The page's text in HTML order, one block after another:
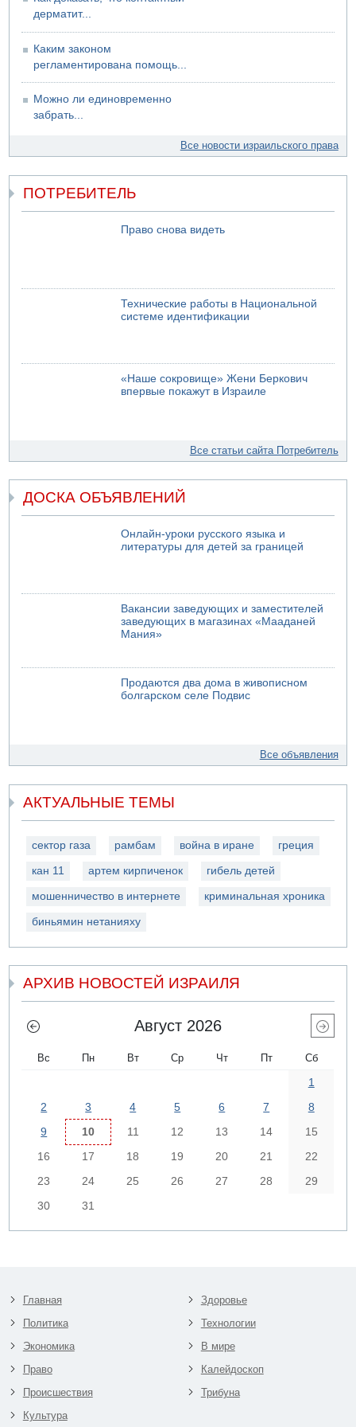
закрытой машине пятилетнего ребенка
09.08.2026 13:38
NYT: Хизбалла переживает самый серьезный
09.08.2026 13:29
Трагедия в Мексике: четырехлетний израильский
ребенок утонул, упав в бассейн
Авиакомпания Air Canada вновь отсрочила
возвращение в Израиль
дерматит...
Каким законом
регламентирована помощь...
Можно ли единовременно
забрать...
Все новости израильского права
ПОТРЕБИТЕЛЬ
Право снова видеть
Технические работы в Национальной
системе идентификации
«Наше сокровище» Жени Беркович
впервые покажут в Израиле
Все статьи сайта Потребитель
ДОСКА ОБЪЯВЛЕНИЙ
Онлайн-уроки русского языка и
литературы для детей за границей
Вакансии заведующих и заместителей
заведующих в магазинах «Мааданей
Мания»
Продаются два дома в живописном
болгарском селе Подвис
Все объявления
АКТУАЛЬНЫЕ ТЕМЫ
сектор газа рамбам война в иране греция
кан 11 артем кирпиченок гибель детей
мошенничество в интернете криминальная хроника
биньямин нетанияху
АРХИВ НОВОСТЕЙ ИЗРАИЛЯ
Август 2026
Вс Пн Вт Ср Чт Пт Сб
1
2
3 4 5 6 7
8
9
10 11 12 13 14
15
16
17 18 19 20 21
22
23
24 25 26 27 28
29
30
31
Главная
Политика
Экономика
Право
Происшествия
Культура
Здоровье
Технологии
В мире
Калейдоскоп
Трибуна